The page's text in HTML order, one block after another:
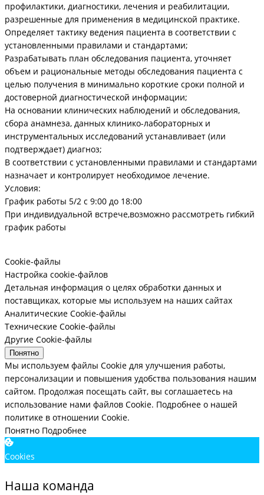
профилактики, диагностики, лечения и реабилитации,
разрешенные для применения в медицинской практике.
Определяет тактику ведения пациента в соответствии с
установленными правилами и стандартами;
Разрабатывать план обследования пациента, уточняет
объем и рациональные методы обследования пациента с
целью получения в минимально короткие сроки полной и
достоверной диагностической информации;
На основании клинических наблюдений и обследования,
сбора анамнеза, данных клинико-лабораторных и
инструментальных исследований устанавливает (или
подтверждает) диагноз;
В соответствии с установленными правилами и стандартами
назначает и контролирует необходимое лечение.
Условия:
График работы 5/2 с 9:00 до 18:00
При индивидуальной встрече,возможно рассмотреть гибкий
график работы
Cookie-файлы
Настройка cookie-файлов
Детальная информация о целях обработки данных и
поставщиках, которые мы используем на наших сайтах
Аналитические Cookie-файлы
Технические Cookie-файлы
Другие Cookie-файлы
Понятно
Мы используем файлы Cookie для улучшения работы,
персонализации и повышения удобства пользования нашим
сайтом. Продолжая посещать сайт, вы соглашаетесь на
использование нами файлов Cookie. Подробнее о нашей
политике в отношении Cookie.
Понятно Подробнее
Cookies
Наша команда